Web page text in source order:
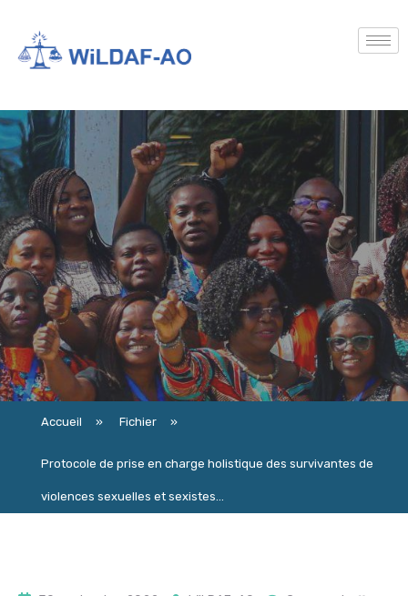
Accueil » Fichier »
Protocole de prise en charge holistique des survivantes de
violences sexuelles et sexistes...